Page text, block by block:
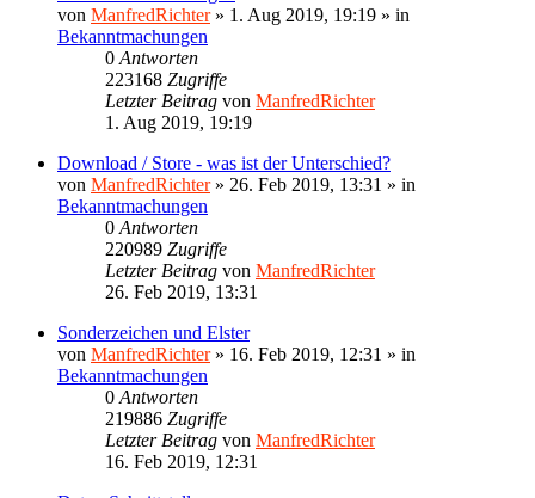
von ManfredRichter» 1. Aug 2019, 19:19 » in
Bekanntmachungen
0 Antworten
223168 Zugriffe
Letzter Beitrag von ManfredRichter
1. Aug 2019, 19:19
Download / Store - was ist der Unterschied?
von ManfredRichter» 26. Feb 2019, 13:31 » in
Bekanntmachungen
0 Antworten
220989 Zugriffe
Letzter Beitrag von ManfredRichter
26. Feb 2019, 13:31
Sonderzeichen und Elster
von ManfredRichter» 16. Feb 2019, 12:31 » in
Bekanntmachungen
0 Antworten
219886 Zugriffe
Letzter Beitrag von ManfredRichter
16. Feb 2019, 12:31